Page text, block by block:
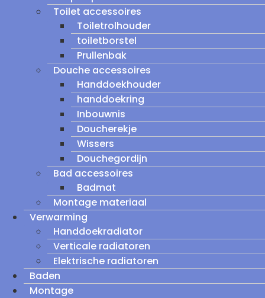
Toilet accessoires
Toiletrolhouder
toiletborstel
Prullenbak
Douche accessoires
Handdoekhouder
handdoekring
Inbouwnis
Doucherekje
Wissers
Douchegordijn
Bad accessoires
Badmat
Montage materiaal
Verwarming
Handdoekradiator
Verticale radiatoren
Elektrische radiatoren
Baden
Montage